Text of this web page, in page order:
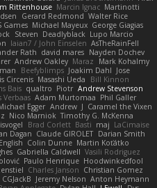
Rittenhouse Marcin Ignac Martinotti
Gerard Redmond Walter Rice
Games Michael Mayeux George Giagias
Steven Deadlyblack Lupo Marcio
Iaian7 / John Einselen AsTheRainFell
Rath david mares Nayden Dochev
Andrew Oakley Maraz
Mark Kohalmy
Beefyblimps Joakim Dahl Jose
Circenis Masashi Ueda
Bill Kinnon
Bais qualtro Piotr Andrew Stevenson
Verbaas Adam Murtomaa Phil Galler
Egger Andrew J Caramel the Vixen
z Nico Marniok Timothy G. McKenna
Brad Corlett Basti maj LaCimaise
Dagan Claude GIROLET Darian Smith
Colin Dunne Martin Koťátko
Gabriella Caldwell Vasili Rodriguez
Paulo Henrique Hoodwinkedfool
Charles Janson Christian Gomez
CGJackB Jeremy Nelson Anton Heymann